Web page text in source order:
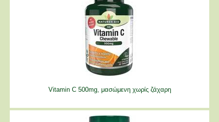
Vitamin C 500mg, μασώμενη χωρίς ζάχαρη